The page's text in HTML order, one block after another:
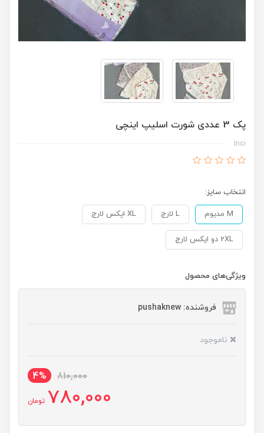
پک 3 عددی شورت اسلیپ اینچی
Inci
انتخاب سایز:
M مدیوم L لارج XL ایکس لارج
2XL دو ایکس لارج
ویژگی‌های محصول
فروشنده: pushaknew
ناموجود
810,000
4%
780,000 تومان